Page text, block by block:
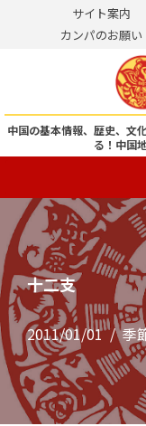
ン
ツ
ス
キ
ッ
プ
サイト案内
カンパのお願い
中国の基本情報、歴史、文
る！ 中国
十二支
2011/01/01 季